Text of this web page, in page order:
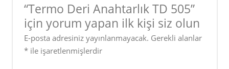
“Termo Deri Anahtarlık TD 505”
için yorum yapan ilk kişi siz olun
E-posta adresiniz yayınlanmayacak. Gerekli alanlar
* ile işaretlenmişlerdir